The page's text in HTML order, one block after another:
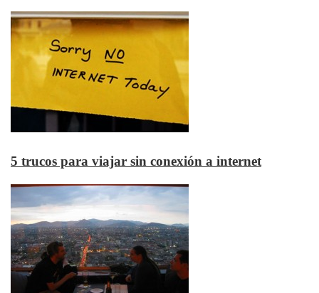
5 trucos para viajar sin conexión a internet